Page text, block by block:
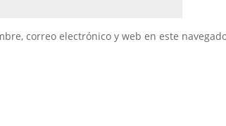
correo electrónico y web en este